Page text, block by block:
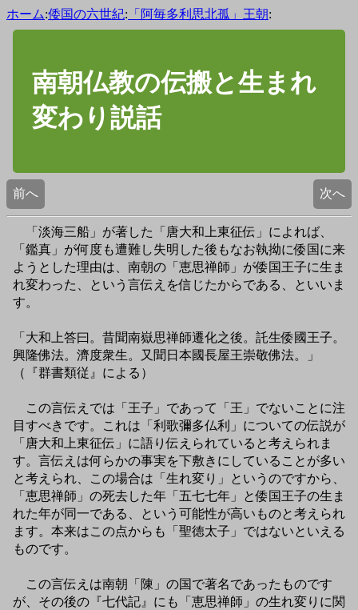
ホーム:倭国の六世紀: 「阿毎多利思北孤」王朝:
南朝仏教の伝搬と生まれ
変わり説話
前へ 次へ
「淡海三船」が著した「唐大和上東征伝」によれば、
「鑑真」が何度も遭難し失明した後もなお執拗に倭国に来
ようとした理由は、南朝の「恵思禅師」が倭国王子に生ま
れ変わった、という言伝えを信じたからである、といいま
す。
「大和上答曰。昔聞南嶽思禅師遷化之後。託生倭國王子。
興隆佛法。濟度衆生。又聞日本國長屋王崇敬佛法。」
（『群書類従』による）
この言伝えでは「王子」であって「王」でないことに注
目すべきです。これは「利歌彌多仏利」についての伝説が
「唐大和上東征伝」に語り伝えられていると考えられま
す。言伝えは何らかの事実を下敷きにしていることが多い
と考えられ、この場合は「生れ変り」というのですから、
「恵思禅師」の死去した年「五七七年」と倭国王子の生ま
れた年が同一である、という可能性が高いものと考えられ
ます。本来はこの点からも「聖徳太子」ではないといえる
ものです。
この言伝えは南朝「陳」の国で著名であったものです
が、その後の『七代記』にも「恵思禅師」の生れ変りに関